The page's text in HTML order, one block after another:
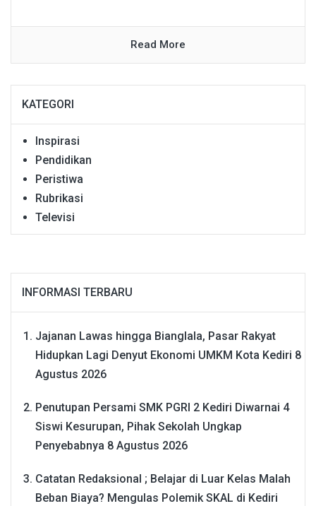
Read More
KATEGORI
Inspirasi
Pendidikan
Peristiwa
Rubrikasi
Televisi
INFORMASI TERBARU
Jajanan Lawas hingga Bianglala, Pasar Rakyat
Hidupkan Lagi Denyut Ekonomi UMKM Kota Kediri 8
Agustus 2026
Penutupan Persami SMK PGRI 2 Kediri Diwarnai 4
Siswi Kesurupan, Pihak Sekolah Ungkap
Penyebabnya 8 Agustus 2026
Catatan Redaksional ; Belajar di Luar Kelas Malah
Beban Biaya? Mengulas Polemik SKAL di Kediri